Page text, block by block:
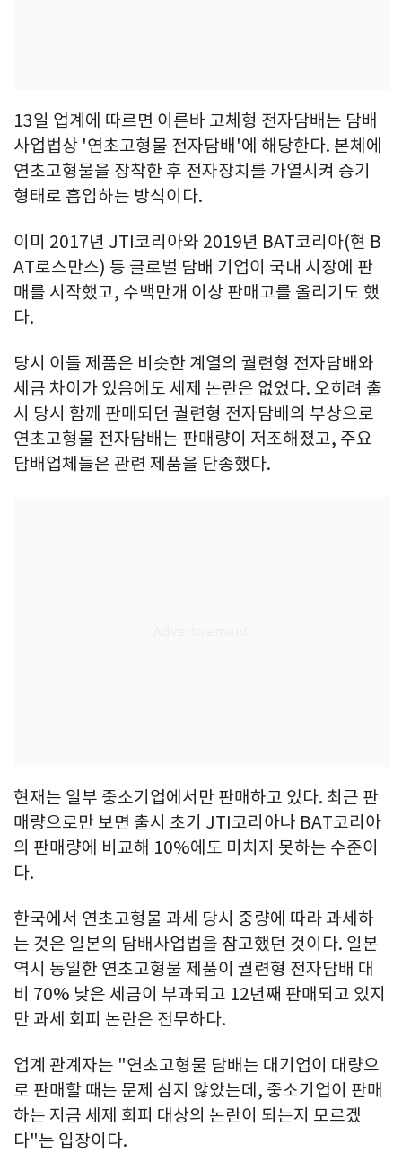
13일 업계에 따르면 이른바 고체형 전자담배는 담배
사업법상 '연초고형물 전자담배'에 해당한다. 본체에
연초고형물을 장착한 후 전자장치를 가열시켜 증기
형태로 흡입하는 방식이다.
이미 2017년 JTI코리아와 2019년 BAT코리아(현 B
AT로스만스) 등 글로벌 담배 기업이 국내 시장에 판
매를 시작했고, 수백만개 이상 판매고를 올리기도 했
다.
당시 이들 제품은 비슷한 계열의 궐련형 전자담배와
세금 차이가 있음에도 세제 논란은 없었다. 오히려 출
시 당시 함께 판매되던 궐련형 전자담배의 부상으로
연초고형물 전자담배는 판매량이 저조해졌고, 주요
담배업체들은 관련 제품을 단종했다.
현재는 일부 중소기업에서만 판매하고 있다. 최근 판
매량으로만 보면 출시 초기 JTI코리아나 BAT코리아
의 판매량에 비교해 10%에도 미치지 못하는 수준이
다.
한국에서 연초고형물 과세 당시 중량에 따라 과세하
는 것은 일본의 담배사업법을 참고했던 것이다. 일본
역시 동일한 연초고형물 제품이 궐련형 전자담배 대
비 70% 낮은 세금이 부과되고 12년째 판매되고 있지
만 과세 회피 논란은 전무하다.
업계 관계자는 "연초고형물 담배는 대기업이 대량으
로 판매할 때는 문제 삼지 않았는데, 중소기업이 판매
하는 지금 세제 회피 대상의 논란이 되는지 모르겠
다"는 입장이다.